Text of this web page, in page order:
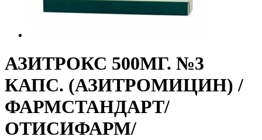
АЗИТРОКС 500МГ. №3
КАПС. (АЗИТРОМИЦИН) /
ФАРМСТАНДАРТ/
ОТИСИФАРМ/